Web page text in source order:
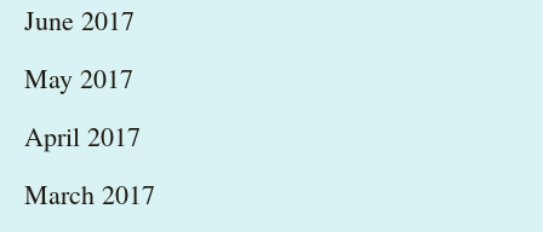
June 2017
May 2017
April 2017
March 2017